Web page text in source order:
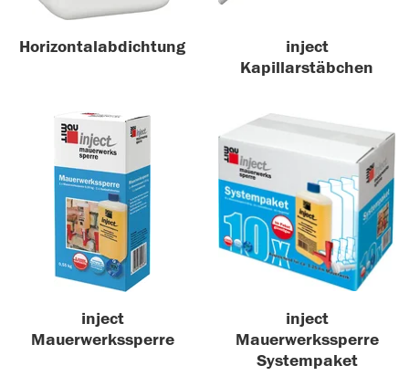
Horizontalabdichtung
inject
Kapillarstäbchen
inject
Mauerwerkssperre
inject
Mauerwerkssperre
Systempaket